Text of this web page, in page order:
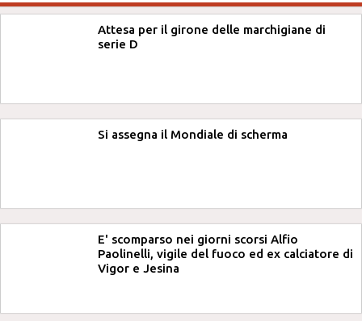
Attesa per il girone delle marchigiane di
serie D
Si assegna il Mondiale di scherma
E' scomparso nei giorni scorsi Alfio
Paolinelli, vigile del fuoco ed ex calciatore di
Vigor e Jesina